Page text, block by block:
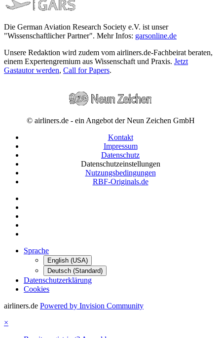
Die German Aviation Research Society e.V. ist unser
"Wissenschaftlicher Partner". Mehr Infos: garsonline.de
Unsere Redaktion wird zudem vom airliners.de-Fachbeirat beraten,
einem Expertengremium aus Wissenschaft und Praxis. Jetzt
Gastautor werden, Call for Papers.
© airliners.de - ein Angebot der Neun Zeichen GmbH
Kontakt
Impressum
Datenschutz
Datenschutzeinstellungen
Nutzungsbedingungen
RBF-Originals.de
Sprache
English (USA)
Deutsch (Standard)
Datenschutzerklärung
Cookies
airliners.de Powered by Invision Community
×